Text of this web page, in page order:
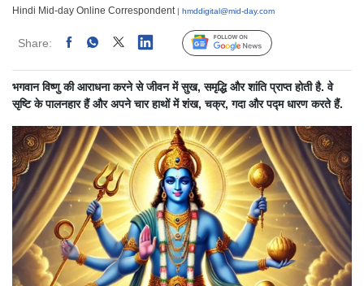
Hindi Mid-day Online Correspondent | hmddigital@mid-day.com
Share: Linked Follow Us
भगवान विष्णु की आराधना करने से जीवन में सुख, समृद्धि और शांति प्राप्त होती है. वे
सृष्टि के पालनहार हैं और अपने चार हाथों में शंख, चक्र, गदा और पद्म धारण करते हैं.